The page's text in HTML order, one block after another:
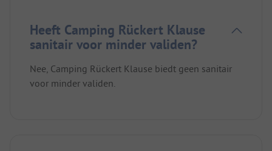
Heeft Camping Rückert Klause
sanitair voor minder validen?
Nee, Camping Rückert Klause biedt geen sanitair
voor minder validen.